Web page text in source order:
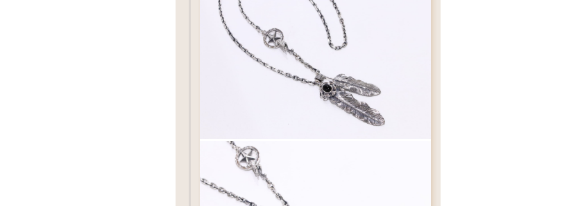
アロー
17 mm
スター
mm
フックタイプ
シンプル シンプル